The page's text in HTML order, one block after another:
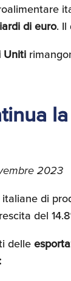
di euro. Il
Uniti
2023
di
del
delle